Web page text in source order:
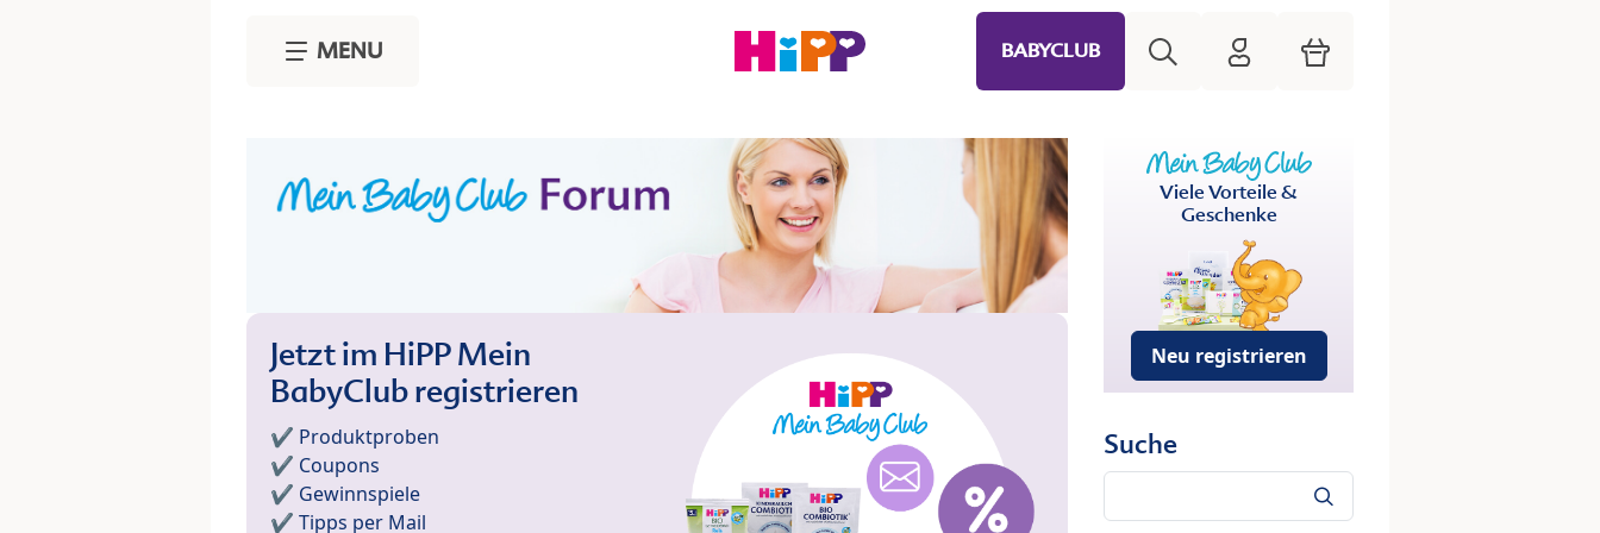
MENU BABYCLUB HiPP Mein Babyclub
Warenkorb
Jetzt im HiPP Mein
BabyClub registrieren
✔️ Produktproben
✔️ Coupons
✔️ Gewinnspiele
✔️ Tipps per Mail
Viele Vorteile &
Geschenke
Neu registrieren
Suche